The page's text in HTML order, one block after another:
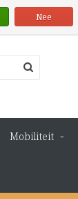
Mobiliteit
Nee